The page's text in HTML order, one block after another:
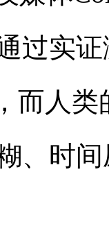
过实
而人
、时